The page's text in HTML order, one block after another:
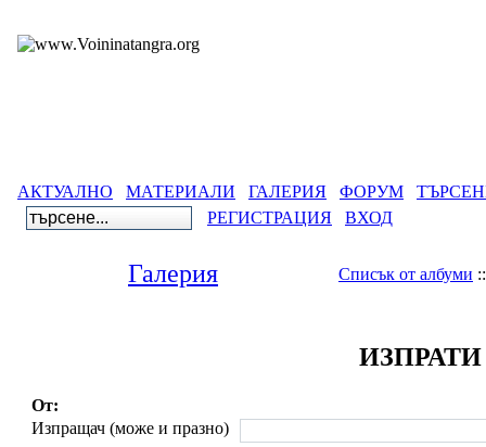
АКТУАЛНО МАТЕРИАЛИ ГАЛЕРИЯ ФОРУМ
РЕГИСТРАЦИЯ
ВХОД
Галерия Списък от албуми
От:
Изпращач (може и празно)